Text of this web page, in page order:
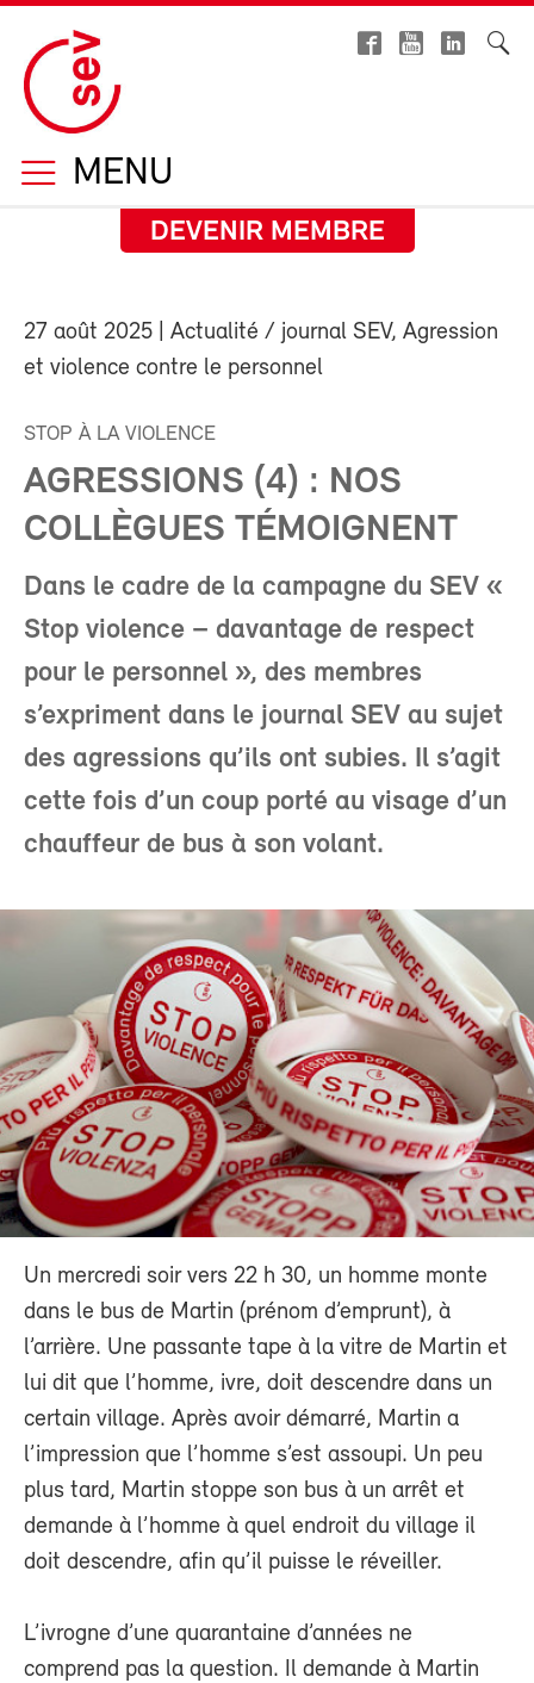
MENU
DEVENIR MEMBRE
27 août 2025 | Actualité / journal SEV, Agression
et violence contre le personnel
STOP À LA VIOLENCE
AGRESSIONS (4) : NOS
COLLÈGUES TÉMOIGNENT
Dans le cadre de la campagne du SEV «
Stop violence – davantage de respect
pour le personnel », des membres
s’expriment dans le journal SEV au sujet
des agressions qu’ils ont subies. Il s’agit
cette fois d’un coup porté au visage d’un
chauffeur de bus à son volant.
Un mercredi soir vers 22 h 30, un homme monte
dans le bus de Martin (prénom d’emprunt), à
l’arrière. Une passante tape à la vitre de Martin et
lui dit que l’homme, ivre, doit descendre dans un
certain village. Après avoir démarré, Martin a
l’impression que l’homme s’est assoupi. Un peu
plus tard, Martin stoppe son bus à un arrêt et
demande à l’homme à quel endroit du village il
doit descendre, afin qu’il puisse le réveiller.
L’ivrogne d’une quarantaine d’années ne
comprend pas la question. Il demande à Martin